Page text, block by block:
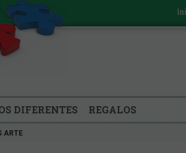
DIFERENTES REGALOS
ARTE